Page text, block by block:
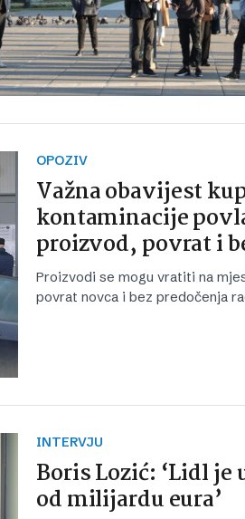
OPOZIV
Važna obavijest
kontaminacije
proizvod, povrat i
Proizvodi se mogu vratiti na
povrat novca i bez predočenja
INTERVJU
Boris Lozić: ‘Lidl
od milijardu eura’